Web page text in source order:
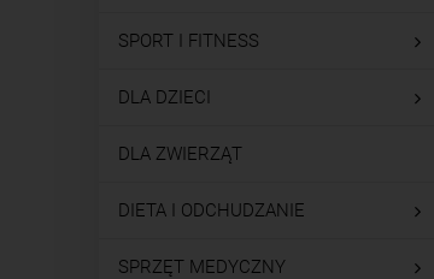
SPORT I FITNESS
DLA DZIECI
DLA ZWIERZĄT
DIETA I ODCHUDZANIE
SPRZĘT MEDYCZNY